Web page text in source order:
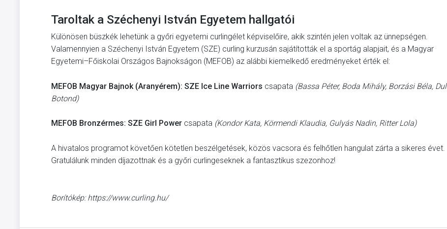
Taroltak a Széchenyi István Egyetem hallgatói
Különösen büszkék lehetünk a győri egyetemi curlingélet képviselőire, akik szintén jelen voltak az ünnepségen.
Valamennyien a Széchenyi István Egyetem (SZE) curling kurzusán sajátították el a sportág alapjait, és a Magyar
Egyetemi–Főiskolai Országos Bajnokságon (MEFOB) az alábbi kiemelkedő eredményeket érték el:
MEFOB Magyar Bajnok (Aranyérem): SZE Ice Line Warriors csapata (Bassa Péter, Boda Mihály, Borzási Béla, Dul
Botond)
MEFOB Bronzérmes: SZE Girl Power csapata (Kondor Kata, Körmendi Klaudia, Gulyás Nadin, Ritter Lola)
A hivatalos programot követően kötetlen beszélgetések, közös vacsora és felhőtlen hangulat zárta a sikeres évet.
Gratulálunk minden díjazottnak és a győri curlingeseknek a fantasztikus szezonhoz!
Borítókép: https://www.curling.hu/